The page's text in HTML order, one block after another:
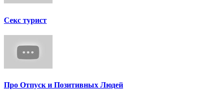
Секс турист
Про Отпуск и Позитивных Людей